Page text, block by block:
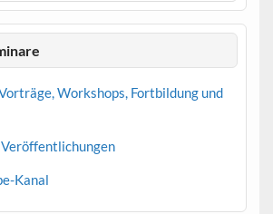
Workshops, Fortbildung und
Kanal